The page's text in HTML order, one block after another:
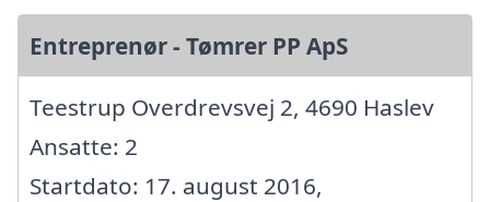
Entreprenør - Tømrer PP ApS
Teestrup Overdrevsvej 2, 4690 Haslev
Ansatte: 2
Startdato: 17. august 2016,